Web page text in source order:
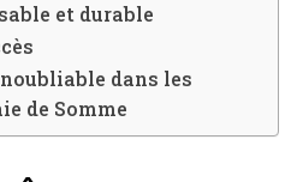
et durable
dans les
de Somme